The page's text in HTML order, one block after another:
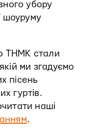
убору
шоуруму
ТНМК стали
ми згадуємо
пісень
гуртів.
наші
.